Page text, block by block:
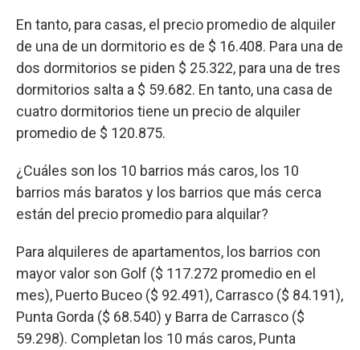
En tanto, para casas, el precio promedio de alquiler
de una de un dormitorio es de $ 16.408. Para una de
dos dormitorios se piden $ 25.322, para una de tres
dormitorios salta a $ 59.682. En tanto, una casa de
cuatro dormitorios tiene un precio de alquiler
promedio de $ 120.875.
¿Cuáles son los 10 barrios más caros, los 10
barrios más baratos y los barrios que más cerca
están del precio promedio para alquilar?
Para alquileres de apartamentos, los barrios con
mayor valor son Golf ($ 117.272 promedio en el
mes), Puerto Buceo ($ 92.491), Carrasco ($ 84.191),
Punta Gorda ($ 68.540) y Barra de Carrasco ($
59.298). Completan los 10 más caros, Punta